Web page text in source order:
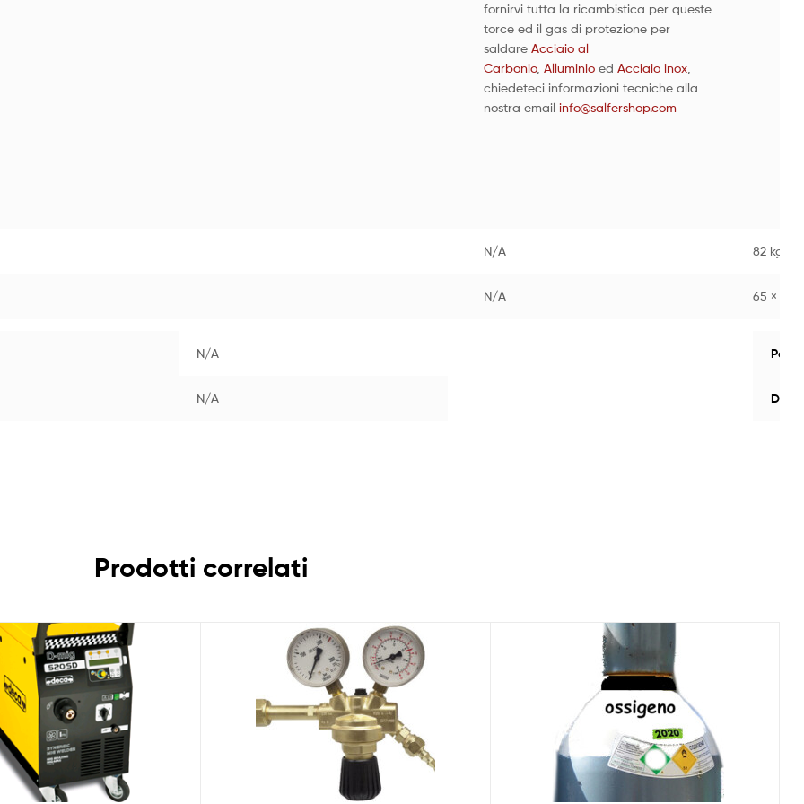
fornirvi tutta la ricambistica per queste
torce ed il gas di protezione per
saldare Acciaio al
Carbonio, Alluminioed Acciaio inox,
chiedeteci informazioni tecniche alla
nostra email info@salfershop.com
N/A 82 kg
N/A 65 × 73
N/A
N/A
Peso
Prodotti correlati